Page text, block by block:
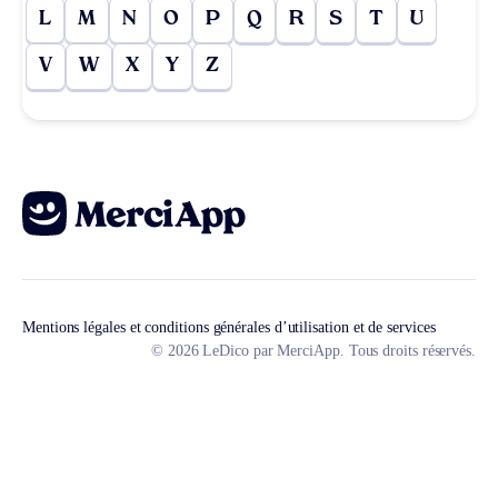
L M N O P Q R S T U
V W X Y Z
Mentions légales et conditions générales d’utilisation et de services
© 2026 LeDico par MerciApp. Tous droits réservés.